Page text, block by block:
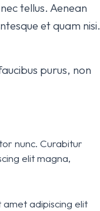
tellus. Aenean
et quam nisi.
purus, non
nunc. Curabitur
elit magna,
amet adipiscing elit